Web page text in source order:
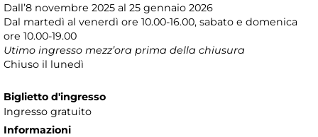
Dall’8 novembre 2025 al 25 gennaio 2026
Dal martedì al venerdì ore 10.00-16.00, sabato e domenica
ore 10.00-19.00
Utimo ingresso mezz’ora prima della chiusura
Chiuso il lunedì
Biglietto d'ingresso
Ingresso gratuito
Informazioni